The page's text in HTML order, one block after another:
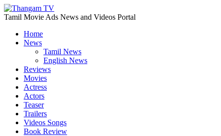
Tamil Movie Ads News and Videos Portal
Home
News
Tamil News
English News
Reviews
Movies
Actress
Actors
Teaser
Trailers
Videos Songs
Book Review